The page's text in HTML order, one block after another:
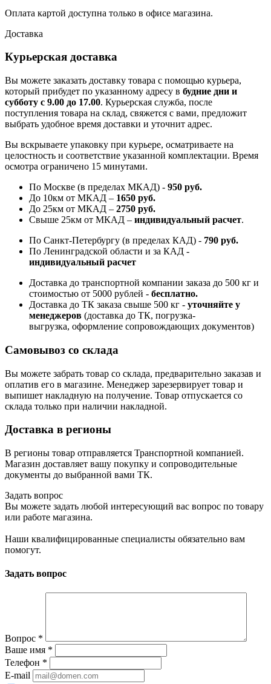
Оплата картой доступна только в офисе магазина.
Доставка
Курьерская доставка
Вы можете заказать доставку товара с помощью курьера,
который прибудет по указанному адресу в будние дни и
субботу с 9.00 до 17.00. Курьерская служба, после
поступления товара на склад, свяжется с вами, предложит
выбрать удобное время доставки и уточнит адрес.
Вы вскрываете упаковку при курьере, осматриваете на
целостность и соответствие указанной комплектации. Время
осмотра ограничено 15 минутами.
По Москве (в пределах МКАД) - 950 руб.
До 10км от МКАД – 1650 руб.
До 25км от МКАД – 2750 руб.
Свыше 25км от МКАД – индивидуальный расчет.
По Санкт-Петербургу (в пределах КАД) - 790 руб.
По Ленинградской области и за КАД -
индивидуальный расчет
Доставка до транспортной компании заказа до 500 кг и
стоимостью от 5000 рублей - бесплатно.
Доставка до ТК заказа свыше 500 кг - уточняйте у
менеджеров (доставка до ТК, погрузка-
выгрузка, оформление сопровождающих документов)
Самовывоз со склада
Вы можете забрать товар со склада, предварительно заказав и
оплатив его в магазине. Менеджер зарезервирует товар и
выпишет накладную на получение. Товар отпускается со
склада только при наличии накладной.
Доставка в регионы
В регионы товар отправляется Транспортной компанией.
Магазин доставляет вашу покупку и сопроводительные
документы до выбранной вами ТК.
Задать вопрос
Вы можете задать любой интересующий вас вопрос по товару
или работе магазина.
Наши квалифицированные специалисты обязательно вам
помогут.
Задать вопрос
Вопрос *
Ваше имя *
Телефон *
E-mail